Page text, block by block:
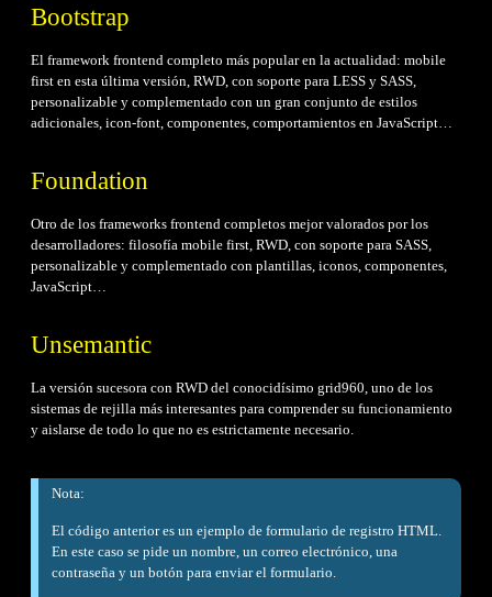
Bootstrap
El framework frontend completo más popular en la actualidad: mobile
first en esta última versión, RWD, con soporte para LESS y SASS,
personalizable y complementado con un gran conjunto de estilos
adicionales, icon-font, componentes, comportamientos en JavaScript…
Foundation
Otro de los frameworks frontend completos mejor valorados por los
desarrolladores: filosofía mobile first, RWD, con soporte para SASS,
personalizable y complementado con plantillas, iconos, componentes,
JavaScript…
Unsemantic
La versión sucesora con RWD del conocidísimo grid960, uno de los
sistemas de rejilla más interesantes para comprender su funcionamiento
y aislarse de todo lo que no es estrictamente necesario.
Nota:
El código anterior es un ejemplo de formulario de registro HTML.
En este caso se pide un nombre, un correo electrónico, una
contraseña y un botón para enviar el formulario.